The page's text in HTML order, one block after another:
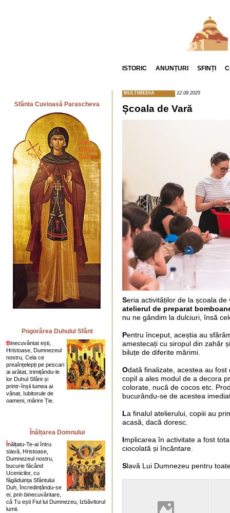
ISTORIC ANUNȚURI SFINȚI
Sfânta Cuvioasă Parascheva
Pogorârea Duhului Sfânt
Binecuvântat ești,
Hristoase, Dumnezeul
nostru, Cela ce
preaînțelepți pe pescari
ai arătat, trimițându-le
lor Duhul Sfânt și
printr-înșii lumea ai
vânat, Iubitorule de
oameni, mărire Ție.
Înălțarea Domnului
Înălțatu-Te-ai întru
slavă, Hristoase,
Dumnezeul nostru,
bucurie făcând
Ucenicilor, cu
făgăduința Sfântului
Duh, încredințându-se
ei, prin binecuvântare,
că Tu ești Fiul lui Dumnezeu, Izbăvitorul
lumii.
MULTIMEDIA 12.08.2025
Școala de Vară
Seria activităților de la școala
atelierul de preparat
nu ne gândim la dulciuri, însă
Pentru început, aceștia au
amestecați cu siropul din zahăr
biluțe de diferite mărimi.
Odată finalizate, acestea au
copil a ales modul de a decora
colorate, nucă de cocos etc.
bucurându-se de acestea
La finalul atelierului, copiii au
acasă, dacă doresc.
Implicarea în activitate a fost
ciocolată și încântare.
Slavă Lui Dumnezeu pentru